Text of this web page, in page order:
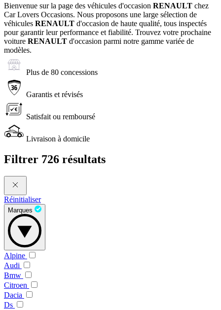
Bienvenue sur la page des véhicules d'occasion RENAULT chez
Car Lovers Occasions. Nous proposons une large sélection de
véhicules RENAULT d'occasion de haute qualité, tous inspectés
pour garantir leur performance et fiabilité. Trouvez votre prochaine
voiture RENAULT d'occasion parmi notre gamme variée de
modèles.
Plus de 80 concessions
Garantis et révisés
Satisfait ou remboursé
Livraison à domicile
Filtrer 726 résultats
Réinitialiser
Marques
Alpine
Audi
Bmw
Citroen
Dacia
Ds